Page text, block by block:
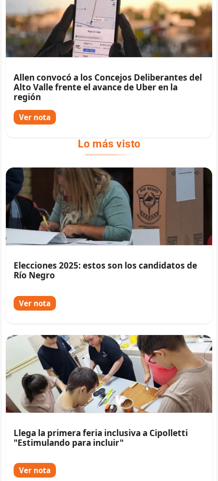
Allen convocó a los Concejos Deliberantes del
Alto Valle frente el avance de Uber en la
región
Ver nota
Lo más visto
Elecciones 2025: estos son los candidatos de
Río Negro
Ver nota
Llega la primera feria inclusiva a Cipolletti
"Estimulando para incluir"
Ver nota